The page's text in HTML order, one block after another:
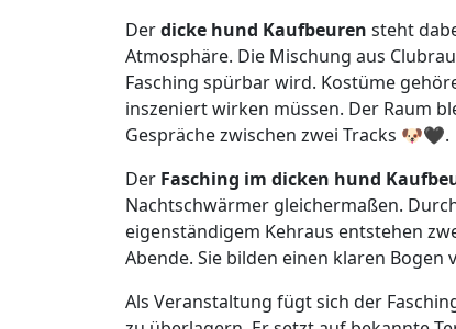
Derdicke hund Kaufbeuren steht
Atmosphäre. Die Mischung aus
Fasching spürbar wird. Kostüme
inszeniert wirken müssen. Der Raum
Gespräche zwischen zwei Tracks 🐶🖤.
Der Fasching im dicken hund
Nachtschwärmer gleichermaßen.
eigenständigem Kehraus entstehen
Abende. Sie bilden einen klaren
Als Veranstaltung fügt sich der